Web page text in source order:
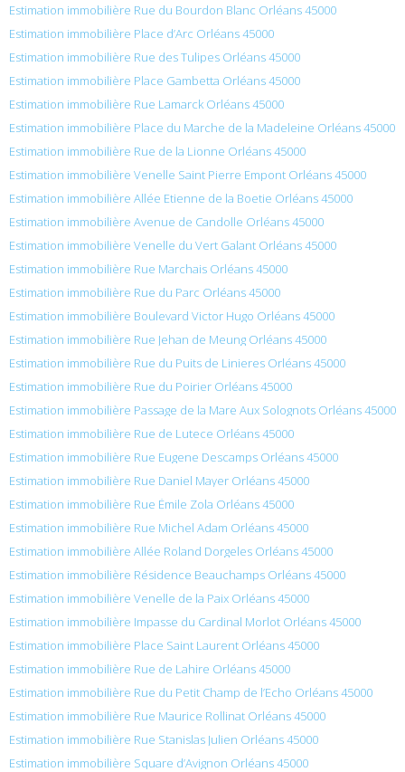
Estimation immobilière Rue du Bourdon Blanc Orléans 45000
Estimation immobilière Place d’Arc Orléans 45000
Estimation immobilière Rue des Tulipes Orléans 45000
Estimation immobilière Place Gambetta Orléans 45000
Estimation immobilière Rue Lamarck Orléans 45000
Estimation immobilière Place du Marche de la Madeleine Orléans 45000
Estimation immobilière Rue de la Lionne Orléans 45000
Estimation immobilière Venelle Saint Pierre Empont Orléans 45000
Estimation immobilière Allée Etienne de la Boetie Orléans 45000
Estimation immobilière Avenue de Candolle Orléans 45000
Estimation immobilière Venelle du Vert Galant Orléans 45000
Estimation immobilière Rue Marchais Orléans 45000
Estimation immobilière Rue du Parc Orléans 45000
Estimation immobilière Boulevard Victor Hugo Orléans 45000
Estimation immobilière Rue Jehan de Meung Orléans 45000
Estimation immobilière Rue du Puits de Linieres Orléans 45000
Estimation immobilière Rue du Poirier Orléans 45000
Estimation immobilière Passage de la Mare Aux Solognots Orléans 45000
Estimation immobilière Rue de Lutece Orléans 45000
Estimation immobilière Rue Eugene Descamps Orléans 45000
Estimation immobilière Rue Daniel Mayer Orléans 45000
Estimation immobilière Rue Émile Zola Orléans 45000
Estimation immobilière Rue Michel Adam Orléans 45000
Estimation immobilière Allée Roland Dorgeles Orléans 45000
Estimation immobilière Résidence Beauchamps Orléans 45000
Estimation immobilière Venelle de la Paix Orléans 45000
Estimation immobilière Impasse du Cardinal Morlot Orléans 45000
Estimation immobilière Place Saint Laurent Orléans 45000
Estimation immobilière Rue de Lahire Orléans 45000
Estimation immobilière Rue du Petit Champ de l’Echo Orléans 45000
Estimation immobilière Rue Maurice Rollinat Orléans 45000
Estimation immobilière Rue Stanislas Julien Orléans 45000
Estimation immobilière Square d’Avignon Orléans 45000